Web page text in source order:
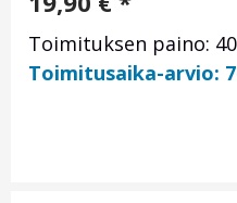
Toimituksen paino:
Toimitusaika-arvio: